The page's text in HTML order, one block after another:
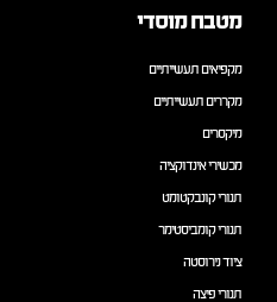
מטבח מוסדי
מקפיאים תעשייתיים
מקררים תעשייתיים
מיקסרים
מכשירי אינדוקציה
תנורי קונבקטומט
תנורי קומביסטימר
ציוד נירוסטה
תנורי פיצה